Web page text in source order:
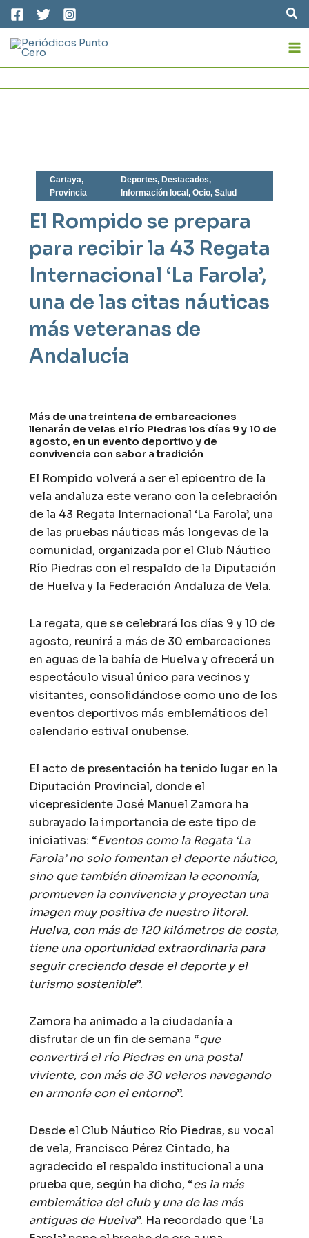
contenido
Cartaya,
Provincia
Deportes, Destacados,
Información local,Ocio,Salud
El Rompido se prepara
para recibir la 43 Regata
Internacional ‘La Farola’,
una de las citas náuticas
más veteranas de
Andalucía
Más de una treintena de embarcaciones
llenarán de velas el río Piedras los días 9 y 10 de
agosto, en un evento deportivo y de
convivencia con sabor a tradición
El Rompido volverá a ser el epicentro de la
vela andaluza este verano con la celebración
de la 43 Regata Internacional ‘La Farola’, una
de las pruebas náuticas más longevas de la
comunidad, organizada por el Club Náutico
Río Piedras con el respaldo de la Diputación
de Huelva y la Federación Andaluza de Vela.
La regata, que se celebrará los días 9 y 10 de
agosto, reunirá a más de 30 embarcaciones
en aguas de la bahía de Huelva y ofrecerá un
espectáculo visual único para vecinos y
visitantes, consolidándose como uno de los
eventos deportivos más emblemáticos del
calendario estival onubense.
El acto de presentación ha tenido lugar en la
Diputación Provincial, donde el
vicepresidente José Manuel Zamora ha
subrayado la importancia de este tipo de
iniciativas: “Eventos como la Regata ‘La
Farola’ no solo fomentan el deporte náutico,
sino que también dinamizan la economía,
promueven la convivencia y proyectan una
imagen muy positiva de nuestro litoral.
Huelva, con más de 120 kilómetros de costa,
tiene una oportunidad extraordinaria para
seguir creciendo desde el deporte y el
turismo sostenible”.
Zamora ha animado a la ciudadanía a
disfrutar de un fin de semana “que
convertirá el río Piedras en una postal
viviente, con más de 30 veleros navegando
en armonía con el entorno”.
Desde el Club Náutico Río Piedras, su vocal
de vela, Francisco Pérez Cintado, ha
agradecido el respaldo institucional a una
prueba que, según ha dicho, “es la más
emblemática del club y una de las más
antiguas de Huelva”. Ha recordado que ‘La